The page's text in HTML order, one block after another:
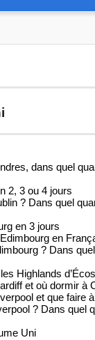
dans quel
2, 3 ou 4 jours
? Dans quel
en 3 jours
en
? Dans
Highlands
et où dormir à
et que faire
? Dans quel
Uni